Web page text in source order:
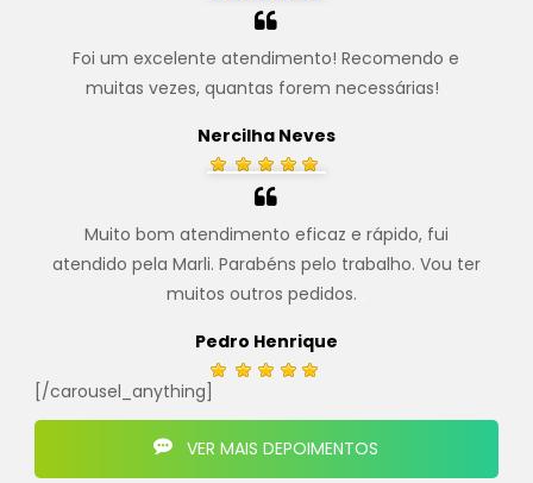
Foi um excelente atendimento! Recomendo e
muitas vezes, quantas forem necessárias!
Nercilha Neves
Muito bom atendimento eficaz e rápido, fui
atendido pela Marli. Parabéns pelo trabalho. Vou ter
muitos outros pedidos.
Pedro Henrique
[/carousel_anything]
VER MAIS DEPOIMENTOS